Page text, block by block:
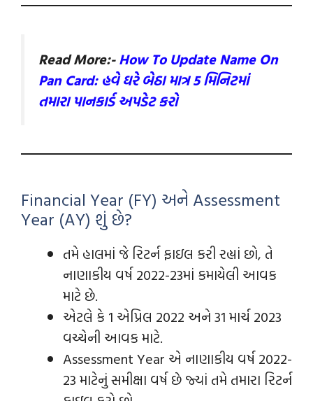
Read More:-How To Update Name On
Pan Card: હવે ઘરે બેઠા માત્ર 5 મિનિટમાં
તમારા પાનકાર્ડ અપડેટ કરો
Financial Year (FY) અને Assessment
Year (AY) શું છે?
તમે હાલમાં જે રિટર્ન ફાઇલ કરી રહ્યાં છો, તે
નાણાકીય વર્ષ 2022-23માં કમાયેલી આવક
માટે છે.
એટલે કે 1 એપ્રિલ 2022 અને 31 માર્ચ 2023
વચ્ચેની આવક માટે.
Assessment Year એ નાણાકીય વર્ષ 2022-
23 માટેનું સમીક્ષા વર્ષ છે જ્યાં તમે તમારા રિટર્ન